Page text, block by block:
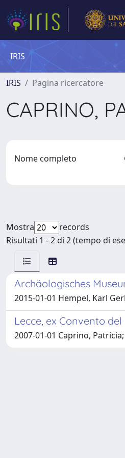
IRIS
IRIS Pagina ricercatore
CAPRINO,
Nome completo
Mostra
records
Risultati 1 - 2 di 2 (tempo di
Archäologisches
2015-01-01 Hempel, Karl
Lecce, ex Convento
2007-01-01 Caprino,